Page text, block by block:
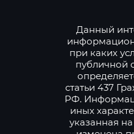
Данный
при каких
публичной
статьи 437
РФ.
иных
указанная